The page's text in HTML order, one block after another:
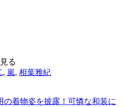
る
, 嵐, 相葉雅紀
の着物姿を披露！可憐な和装に